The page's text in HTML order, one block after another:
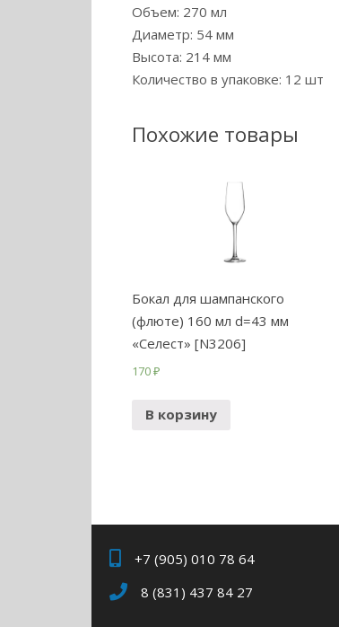
Объем: 270 мл
Диаметр: 54 мм
Высота: 214 мм
Количество в упаковке: 12 шт
Похожие товары
Бокал для шампанского
(флюте) 160 мл d=43 мм
«Селест» [N3206]
170₽
В корзину
+7 (905) 010 78 64
8 (831) 437 84 27